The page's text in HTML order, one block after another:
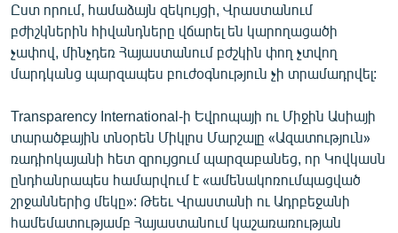
«Ազատության» բոլոր կայքերը
Ըստ որում, համաձայն զեկույցի, Վրաստանում
բժիշկներին հիվանդները վճարել են կարողացածի
չափով, մինչդեռ Հայաստանում բժշկին փող չտվող
մարդկանց պարզապես բուժօգնություն չի տրամադրվել:
Transparency International-ի Եվրոպայի ու Միջին Ասիայի
տարածքային տնօրեն Միկլոս Մարշալը «Ազատություն»
ռադիոկայանի հետ զրույցում պարզաբանեց, որ Կովկասն
ընդհանրապես համարվում է «ամենակոռումպացված
շրջաններից մեկը»: Թեեւ Վրաստանի ու Ադրբեջանի
համեմատությամբ Հայաստանում կաշառառության